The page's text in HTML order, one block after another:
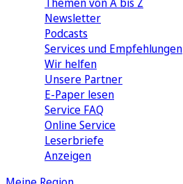
Newsletter
Podcasts
Services und Empfehlungen
Wir helfen
Unsere Partner
E-Paper lesen
Service FAQ
Online Service
Leserbriefe
Anzeigen